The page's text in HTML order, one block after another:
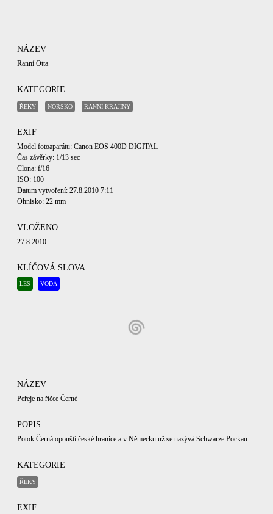
NÁZEV
Ranní Otta
KATEGORIE
ŘEKY NORSKO RANNÍ KRAJINY
EXIF
Model fotoaparátu: Canon EOS 400D DIGITAL
Čas závěrky: 1/13 sec
Clona: f/16
ISO: 100
Datum vytvoření: 27.8.2010 7:11
Ohnisko: 22 mm
VLOŽENO
27.8.2010
KLÍČOVÁ SLOVA
LES VODA
NÁZEV
Peřeje na říčce Černé
POPIS
Potok Černá opouští české hranice a v Německu už se nazývá Schwarze Pockau.
KATEGORIE
ŘEKY
EXIF